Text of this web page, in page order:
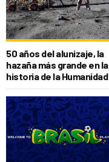
50 años del alunizaje, la
hazaña más grande en la
historia de la Humanidad